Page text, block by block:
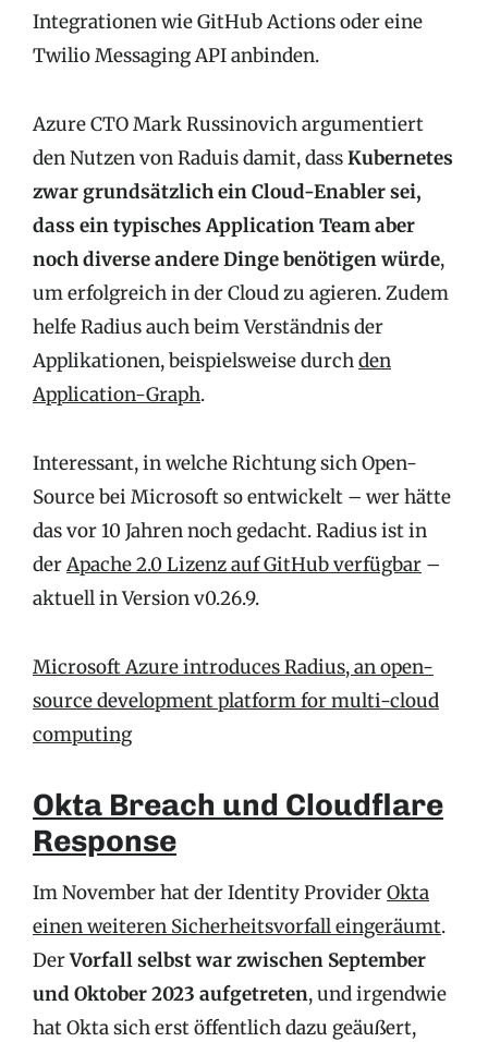
Integrationen wie GitHub Actions oder eine
Twilio Messaging API anbinden.
Azure CTO Mark Russinovich argumentiert
den Nutzen von Raduis damit, dassKubernetes
zwar grundsätzlich ein Cloud-Enabler sei,
dass ein typisches Application Team aber
noch diverse andere Dinge benötigen würde,
um erfolgreich in der Cloud zu agieren. Zudem
helfe Radius auch beim Verständnis der
Applikationen, beispielsweise durchden
Application-Graph.
Interessant, in welche Richtung sich Open-
Source bei Microsoft so entwickelt – wer hätte
das vor 10 Jahren noch gedacht. Radius ist in
derApache 2.0 Lizenz auf GitHub verfügbar –
aktuell in Version v0.26.9.
Microsoft Azure introduces Radius, an open-
source development platform for multi-cloud
computing
Okta Breach und Cloudflare
Response
Im November hat der Identity ProviderOkta
einen weiteren Sicherheitsvorfall eingeräumt.
DerVorfall selbst war zwischen September
und Oktober 2023 aufgetreten, und irgendwie
hat Okta sich erst öffentlich dazu geäußert,